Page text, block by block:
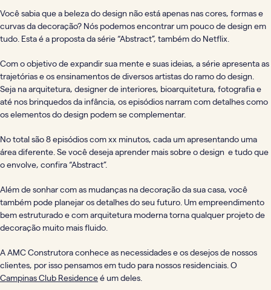
Você sabia que a beleza do design não está apenas nas cores, formas e
curvas da decoração? Nós podemos encontrar um pouco de design em
tudo. Esta é a proposta da série “Abstract”, também do Netflix.
Com o objetivo de expandir sua mente e suas ideias, a série apresenta as
trajetórias e os ensinamentos de diversos artistas do ramo do design.
Seja na arquitetura, designer de interiores, bioarquitetura, fotografia e
até nos brinquedos da infância, os episódios narram com detalhes como
os elementos do design podem se complementar.
No total são 8 episódios com xx minutos, cada um apresentando uma
área diferente. Se você deseja aprender mais sobre o design e tudo que
o envolve, confira “Abstract”.
Além de sonhar com as mudanças na decoração da sua casa, você
também pode planejar os detalhes do seu futuro. Um empreendimento
bem estruturado e com arquitetura moderna torna qualquer projeto de
decoração muito mais fluido.
A AMC Construtora conhece as necessidades e os desejos de nossos
clientes, por isso pensamos em tudo para nossos residenciais. O
Campinas Club Residenceé um deles.